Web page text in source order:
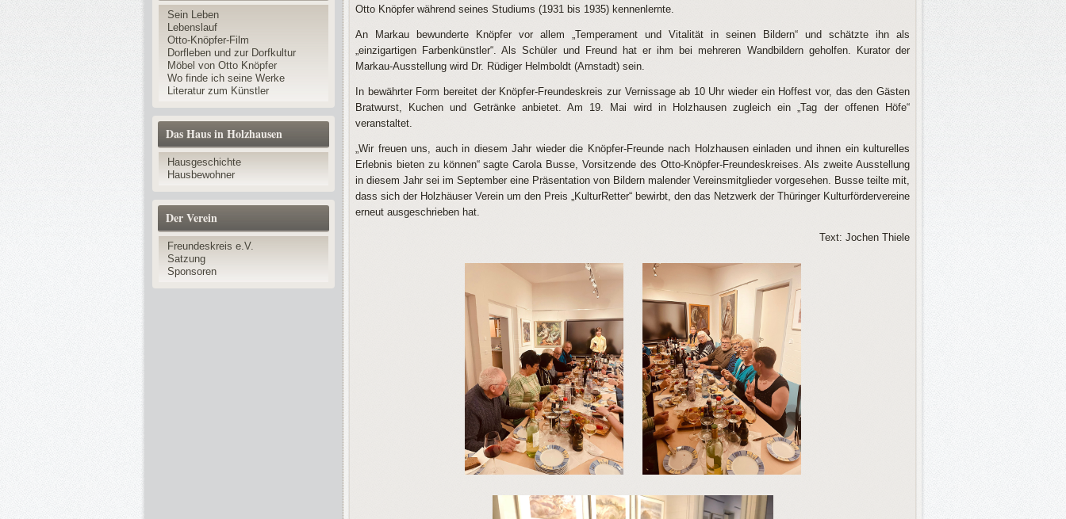
Sein Leben
Lebenslauf
Otto-Knöpfer-Film
Dorfleben und zur Dorfkultur
Möbel von Otto Knöpfer
Wo finde ich seine Werke
Literatur zum Künstler
Das Haus in Holzhausen
Hausgeschichte
Hausbewohner
Der Verein
Freundeskreis e.V.
Satzung
Sponsoren
Otto Knöpfer während seines Studiums (1931 bis 1935) kennenlernte.
An Markau bewunderte Knöpfer vor allem „Temperament und Vitalität in seinen Bildern“ und schätzte ihn als
„einzigartigen Farbenkünstler“. Als Schüler und Freund hat er ihm bei mehreren Wandbildern geholfen. Kurator der
Markau-Ausstellung wird Dr. Rüdiger Helmboldt (Arnstadt) sein.
In bewährter Form bereitet der Knöpfer-Freundeskreis zur Vernissage ab 10 Uhr wieder ein Hoffest vor, das den Gästen
Bratwurst, Kuchen und Getränke anbietet. Am 19. Mai wird in Holzhausen zugleich ein „Tag der offenen Höfe“
veranstaltet.
„Wir freuen uns, auch in diesem Jahr wieder die Knöpfer-Freunde nach Holzhausen einladen und ihnen ein kulturelles
Erlebnis bieten zu können“ sagte Carola Busse, Vorsitzende des Otto-Knöpfer-Freundeskreises. Als zweite Ausstellung
in diesem Jahr sei im September eine Präsentation von Bildern malender Vereinsmitglieder vorgesehen. Busse teilte mit,
dass sich der Holzhäuser Verein um den Preis „KulturRetter“ bewirbt, den das Netzwerk der Thüringer Kulturfördervereine
erneut ausgeschrieben hat.
Text: Jochen Thiele